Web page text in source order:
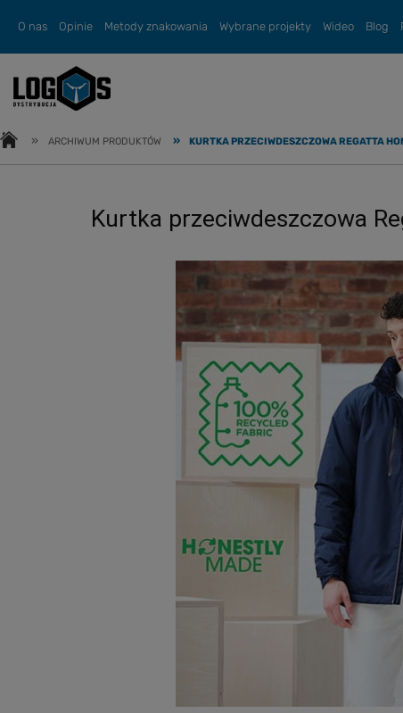
O nas Opinie Metody znakowania Wybrane projekty Wideo Blog
» ARCHIWUM PRODUKTÓW » KURTKA PRZECIWDESZCZOWA REGATTA
Kurtka przeciwdeszczowa